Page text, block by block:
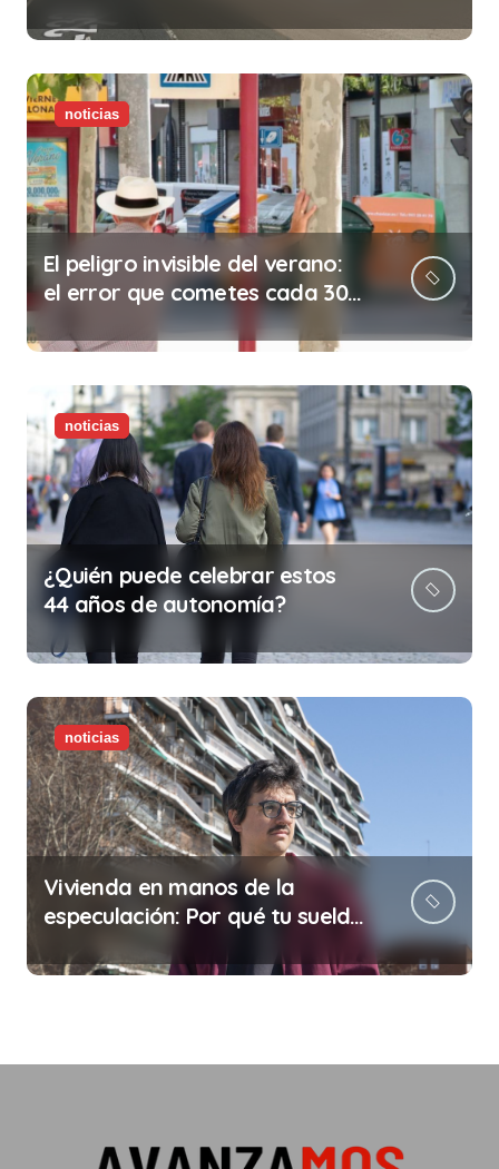
noticias
El peligro invisible del verano:
el error que cometes cada 30
minutos en tu trabajo (y la
ilegalidad que te puede costar
la vida)
noticias
¿Quién puede celebrar estos
44 años de autonomía?
noticias
Vivienda en manos de la
especulación: Por qué tu sueldo